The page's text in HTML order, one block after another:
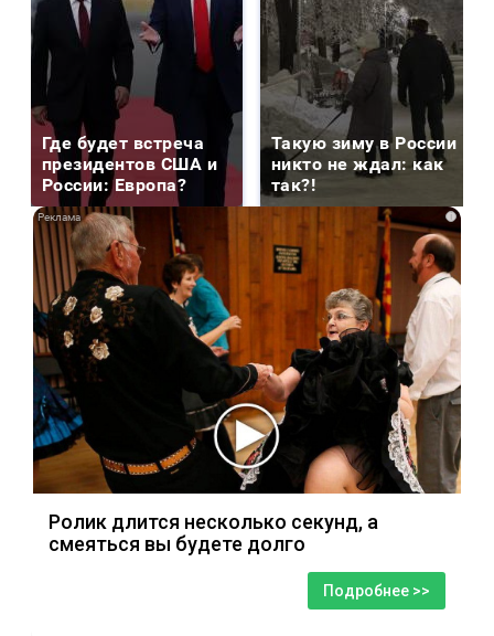
Где будет встреча
президентов США и
России: Европа?
Такую зиму в России
никто не ждал: как
так?!
i
Ролик длится несколько секунд, а
смеяться вы будете долго
Подробнее >>